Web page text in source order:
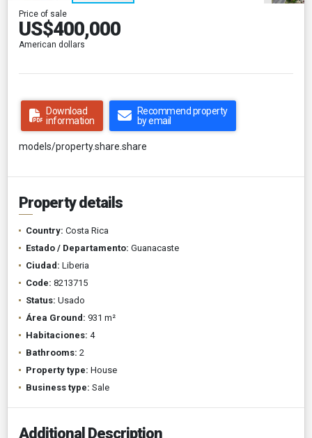
Price of sale
US$400,000
American dollars
Download
information
Recommend property
by email
models/property.share.share
Property details
Country: Costa Rica
Estado / Departamento: Guanacaste
Ciudad: Liberia
Code: 8213715
Status: Usado
Área Ground: 931 m²
Habitaciones: 4
Bathrooms: 2
Property type: House
Business type: Sale
Additional Description